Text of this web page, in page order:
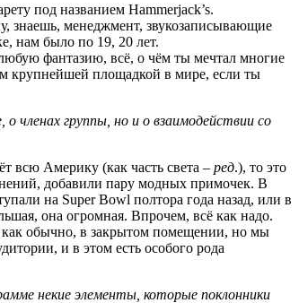
под названием Hammerjack’s.
менеджмент, звукозаписывающие
нам было по 19, 20 лет.
фантазию, всё, о чём ты мечтал многие
крупнейшей площадкой в мире, если ты
членах группы, но и о взаимодействии со
всю Америку (как часть света – ред.), то это
добавили пару модных примочек. В
на Super Bowl полтора года назад, или в
она огромная. Впрочем, всё как надо.
как обычно, в закрытом помещении, но мы
и в этом есть особого рода
некие элементы, которые поклонники